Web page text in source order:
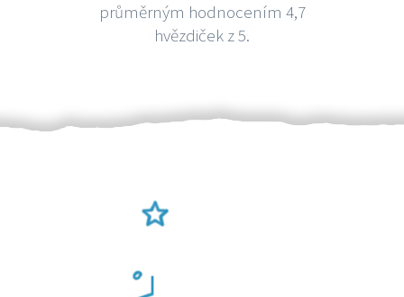
průměrným hodnocením 4,7
hvězdiček z 5.